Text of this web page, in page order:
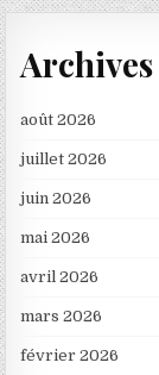
Archives
août 2026
juillet 2026
juin 2026
mai 2026
avril 2026
mars 2026
février 2026